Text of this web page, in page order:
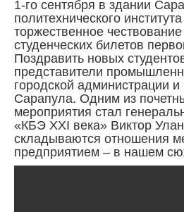
1-го сентября в здании
политехнического
торжественное
студенческих билетов
Поздравить новых
представители
городской администрации
Сарапула. Одним из
мероприятия стал
«КБЭ XXI века» Виктор
складываются отношения
предприятием – в нашем